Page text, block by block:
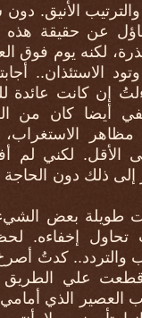
الأنيق.
عن حقيقة هذه
لكنه يوم فوق
الاستئذان..
إن كانت عائدة
أيضا كان من
مظاهر
الأقل. لكني لم
إلى ذلك دون
بعض
تحاول إخفاءه.
كدتُ أصرخ
قطعت علي
العصير الذي